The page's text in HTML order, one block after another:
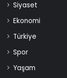
Siyaset
Ekonomi
Türkiye
Spor
Yaşam